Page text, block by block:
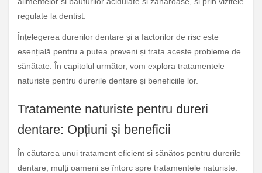
regulate la dentist.
Înțelegerea durerilor dentare și a factorilor de risc este
esențială pentru a putea preveni și trata aceste probleme de
sănătate. În capitolul următor, vom explora tratamentele
naturiste pentru durerile dentare și beneficiile lor.
Tratamente naturiste pentru dureri
dentare: Opțiuni și beneficii
În căutarea unui tratament eficient și sănătos pentru durerile
dentare, mulți oameni se întorc spre tratamentele naturiste.